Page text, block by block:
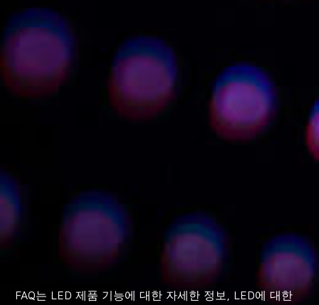
FAQ는 LED 제품 기능에 대한 자세한 정보, LED에 대한